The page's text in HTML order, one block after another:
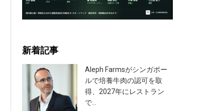
新着記事
Aleph Farmsがシンガポー
ルで培養牛肉の認可を取
得、2027年にレストラン
で...